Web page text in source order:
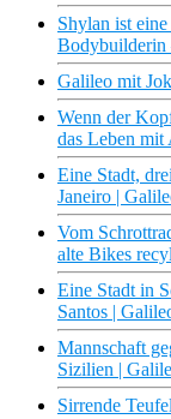
Shylan ist
Bodybuilderin
Galileo mit
Wenn der
das Leben mit
Eine Stadt,
Janeiro |
Vom
alte Bikes
Eine Stadt in
Santos |
Mannschaft
Sizilien |
Sirrende